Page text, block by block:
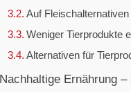
Auf
Weniger Tierprodukte
Alternativen für
Nachhaltige Ernährung